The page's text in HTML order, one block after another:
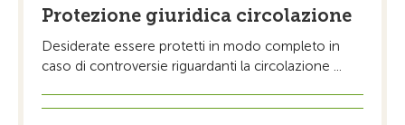
Protezione giuridica circolazione
Desiderate essere protetti in modo completo in
caso di controversie riguardanti la circolazione ...